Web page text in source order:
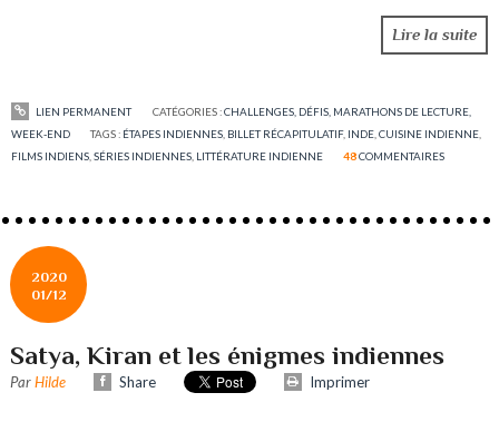
Lire la suite
LIEN PERMANENT CATÉGORIES :CHALLENGES, DÉFIS, MARATHONS DE LECTURE,
WEEK-END
TAGS : ÉTAPES INDIENNES BILLET RÉCAPITULATIF, INDE ,CUISINE INDIENNE
FILMS INDIENS ,SÉRIES INDIENNES LITTÉRATURE INDIENNE 48COMMENTAIRES
2020
01/12
Satya, Kiran et les énigmes indiennes
Par Hilde Share Imprimer